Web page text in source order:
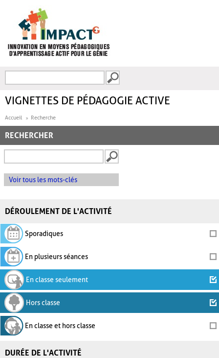
FORMULAIRE DE
VIGNETTES DE PÉDAGOGIE ACTIVE
Accueil Recherche
RECHERCHER
Voir tous les mots-clés
DÉROULEMENT DE L'ACTIVITÉ
Sporadiques
En plusieurs séances
En classe seulement
Hors classe
En classe et hors classe
DURÉE DE L'ACTIVITÉ